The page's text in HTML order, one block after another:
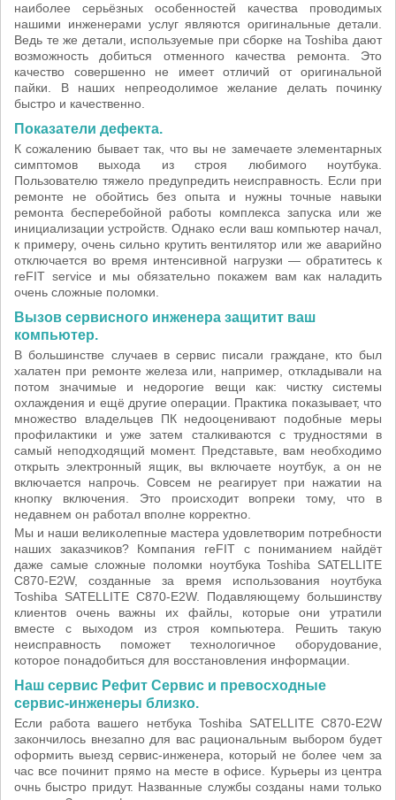
наиболее серьёзных особенностей качества проводимых
нашими инженерами услуг являются оригинальные детали.
Ведь те же детали, используемые при сборке на Toshiba дают
возможность добиться отменного качества ремонта. Это
качество совершенно не имеет отличий от оригинальной
пайки. В наших непреодолимое желание делать починку
быстро и качественно.
Показатели дефекта.
К сожалению бывает так, что вы не замечаете элементарных
симптомов выхода из строя любимого ноутбука.
Пользователю тяжело предупредить неисправность. Если при
ремонте не обойтись без опыта и нужны точные навыки
ремонта бесперебойной работы комплекса запуска или же
инициализации устройств. Однако если ваш компьютер начал,
к примеру, очень сильно крутить вентилятор или же аварийно
отключается во время интенсивной нагрузки — обратитесь к
reFIT service и мы обязательно покажем вам как наладить
очень сложные поломки.
Вызов сервисного инженера защитит ваш
компьютер.
В большинстве случаев в сервис писали граждане, кто был
халатен при ремонте железа или, например, откладывали на
потом значимые и недорогие вещи как: чистку системы
охлаждения и ещё другие операции. Практика показывает, что
множество владельцев ПК недооценивают подобные меры
профилактики и уже затем сталкиваются с трудностями в
самый неподходящий момент. Представьте, вам необходимо
открыть электронный ящик, вы включаете ноутбук, а он не
включается напрочь. Совсем не реагирует при нажатии на
кнопку включения. Это происходит вопреки тому, что в
недавнем он работал вполне корректно.
Мы и наши великолепные мастера удовлетворим потребности
наших заказчиков? Компания reFIT с пониманием найдёт
даже самые сложные поломки ноутбука Toshiba SATELLITE
C870-E2W, созданные за время использования ноутбука
Toshiba SATELLITE C870-E2W. Подавляющему большинству
клиентов очень важны их файлы, которые они утратили
вместе с выходом из строя компьютера. Решить такую
неисправность поможет технологичное оборудование,
которое понадобиться для восстановления информации.
Наш сервис Рефит Сервис и превосходные
сервис-инженеры близко.
Если работа вашего нетбука Toshiba SATELLITE C870-E2W
закончилось внезапно для вас рациональным выбором будет
оформить выезд сервис-инженера, который не более чем за
час все починит прямо на месте в офисе. Курьеры из центра
очнь быстро придут. Названные службы созданы нами только